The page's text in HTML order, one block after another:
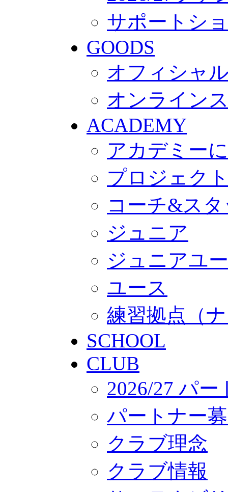
サポートシ
GOODS
オフィシャ
オンライン
ACADEMY
アカデミー
プロジェク
コーチ&ス
ジュニア
ジュニアユ
ユース
練習拠点（
SCHOOL
CLUB
2026/27 パ
パートナー
クラブ理念
クラブ情報